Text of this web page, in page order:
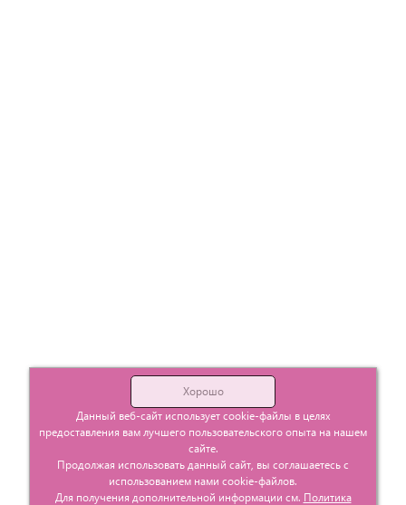
Хорошо
Данный веб-сайт использует cookie-файлы в целях
предоставления вам лучшего пользовательского опыта на нашем
сайте.
Продолжая использовать данный сайт, вы соглашаетесь с
использованием нами cookie-файлов.
Для получения дополнительной информации см. Политика